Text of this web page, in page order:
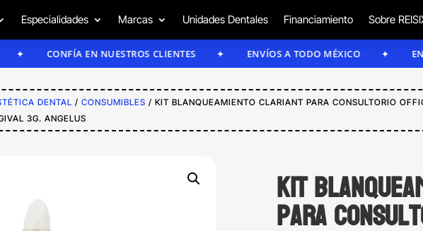
Especialidades Marcas Unidades Dentales Financiamiento Sobre
CONFÍA EN NUESTROS CLIENTES ENVÍOS A TODO MÉXICO ENVÍOS +
DENTAL /CONSUMIBLES / KIT BLANQUEAMIENTO CLARIANT PARA CONSULTORIO
3G. ANGELUS
Kit
para